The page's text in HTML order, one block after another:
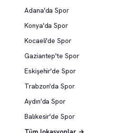
Adana'da Spor
Konya'da Spor
Kocaeli'de Spor
Gaziantep'te Spor
Eskişehir'de Spor
Trabzon'da Spor
Aydın'da Spor
Balıkesir'de Spor